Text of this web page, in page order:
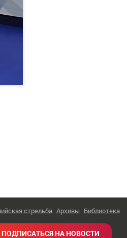
стрельба Архивы Библиотека
ПОДПИСАТЬСЯ НА НОВОСТИ